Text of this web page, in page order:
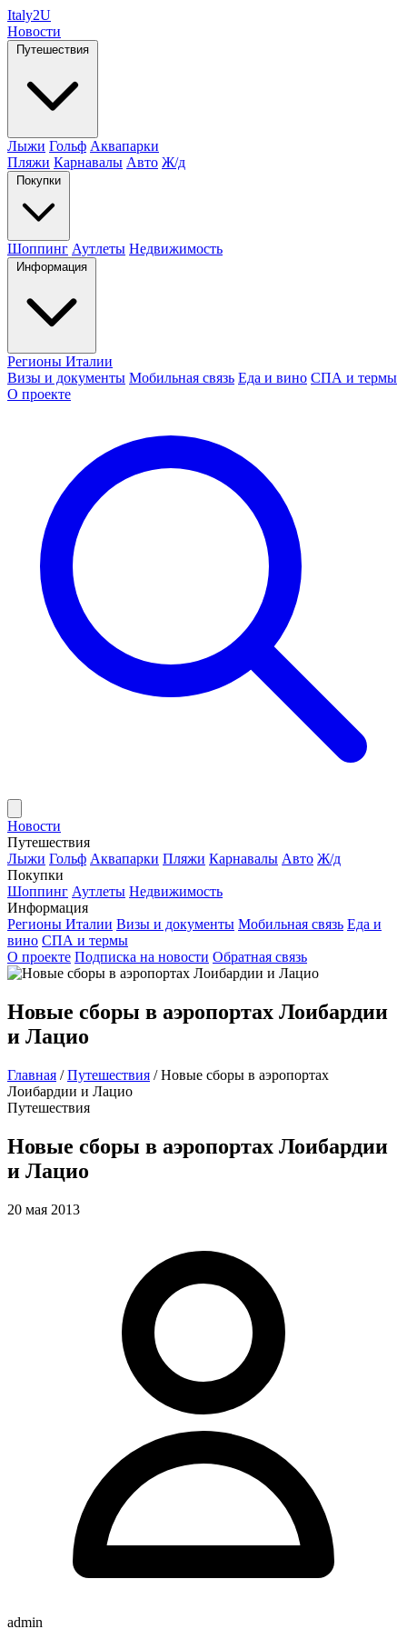
Italy2U
Новости
Путешествия
Лыжи Гольф Аквапарки
Пляжи Карнавалы Авто Ж/д
Покупки
Шоппинг Аутлеты Недвижимость
Информация
Регионы Италии
Визы и документы Мобильная связь Еда и вино СПА и термы
О проекте
Новости
Путешествия
Лыжи Гольф Аквапарки Пляжи Карнавалы Авто Ж/д
Покупки
Шоппинг Аутлеты Недвижимость
Информация
Регионы Италии Визы и документы Мобильная связь Еда и
вино СПА и термы
О проекте Подписка на новости Обратная связь
Новые сборы в аэропортах Лоибардии
и Лацио
Главная / Путешествия / Новые сборы в аэропортах
Лоибардии и Лацио
Путешествия
Новые сборы в аэропортах Лоибардии
и Лацио
20 мая 2013
admin